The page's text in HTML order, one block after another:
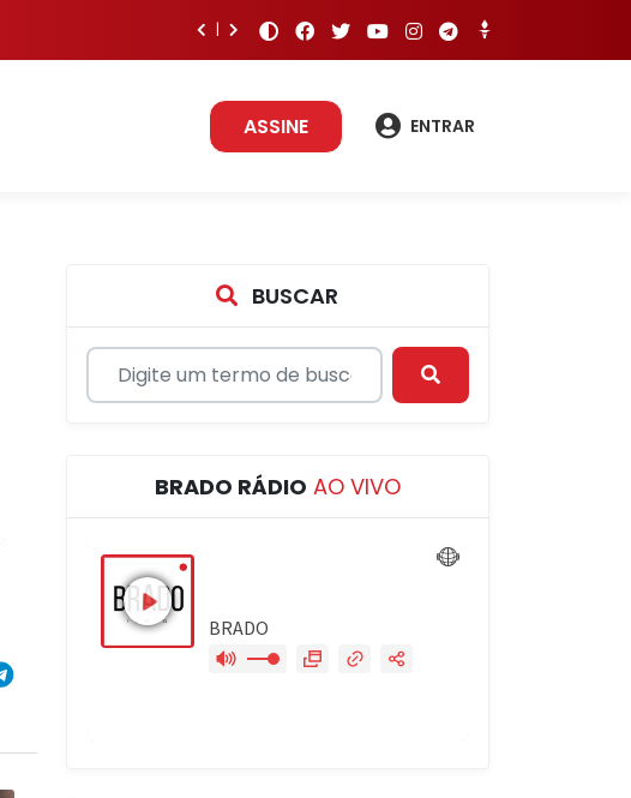
ASSINE ENTRAR
BUSCAR
BRADO RÁDIO AO VIVO